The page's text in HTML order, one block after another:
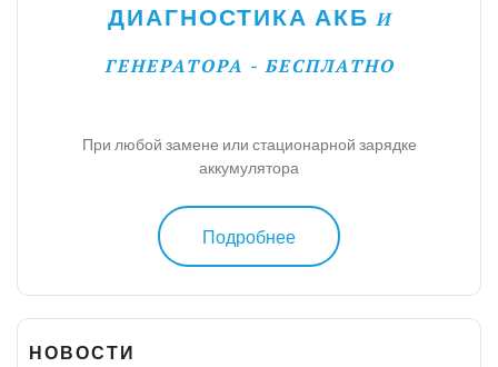
ДИАГНОСТИКА АКБ И
ГЕНЕРАТОРА - БЕСПЛАТНО
При любой замене или стационарной зарядке
аккумулятора
Подробнее
НОВОСТИ